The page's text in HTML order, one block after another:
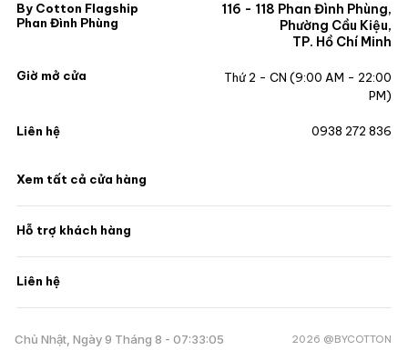
By Cotton Flagship
Phan Đình Phùng
116 - 118 Phan Đình Phùng,
Phường Cầu Kiệu,
TP. Hồ Chí Minh
Giờ mở cửa
Thứ 2 - CN (9:00 AM - 22:00
PM)
Liên hệ 0938 272 836
2026 @BYCOTTON
Liên hệ
Hỗ trợ khách hàng
Xem tất cả cửa hàng